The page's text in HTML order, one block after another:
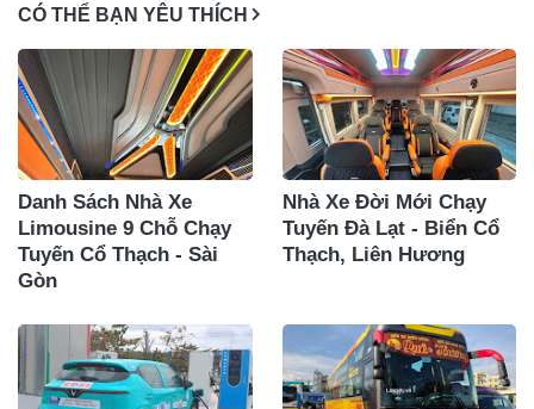
CÓ THỂ BẠN YÊU THÍCH
Danh Sách Nhà Xe
Limousine 9 Chỗ Chạy
Tuyến Cổ Thạch - Sài
Gòn
Nhà Xe Đời Mới Chạy
Tuyến Đà Lạt - Biển Cổ
Thạch, Liên Hương